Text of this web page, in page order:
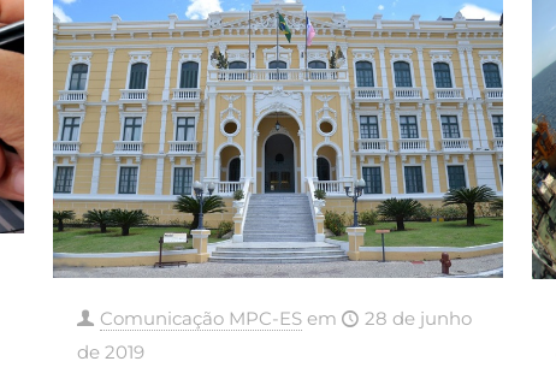
Comunicação MPC-ES em
28 de junho
de 2019